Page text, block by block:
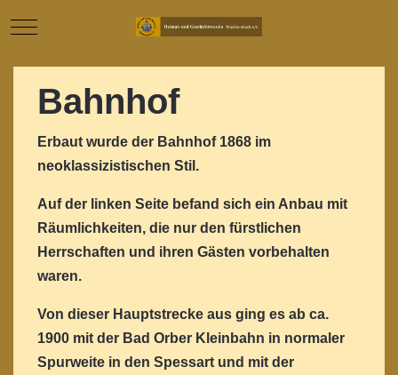
Mobile Menu Toggle
Bahnhof
Erbaut wurde der Bahnhof 1868 im
neoklassizistischen Stil.
Auf der linken Seite befand sich ein Anbau mit
Räumlichkeiten, die nur den fürstlichen
Herrschaften und ihren Gästen vorbehalten
waren.
Von dieser Hauptstrecke aus ging es ab ca.
1900 mit der Bad Orber Kleinbahn in normaler
Spurweite in den Spessart und mit der